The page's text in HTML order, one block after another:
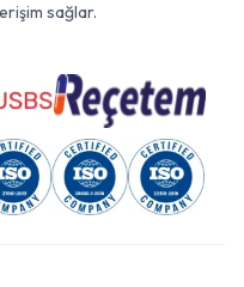
sağlar.